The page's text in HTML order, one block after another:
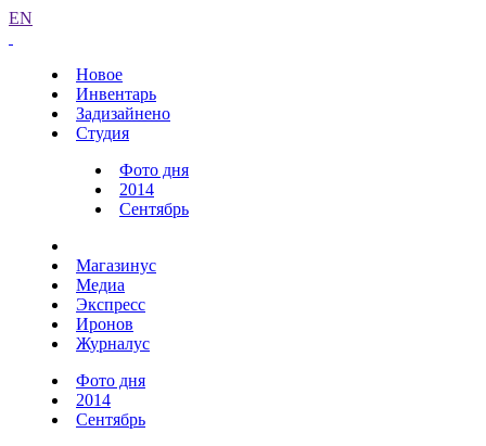
EN
Новое
Инвентарь
Задизайнено
Студия
Фото дня
2014
Сентябрь
Магазинус
Медиа
Экспресс
Иронов
Журналус
Фото дня
2014
Сентябрь